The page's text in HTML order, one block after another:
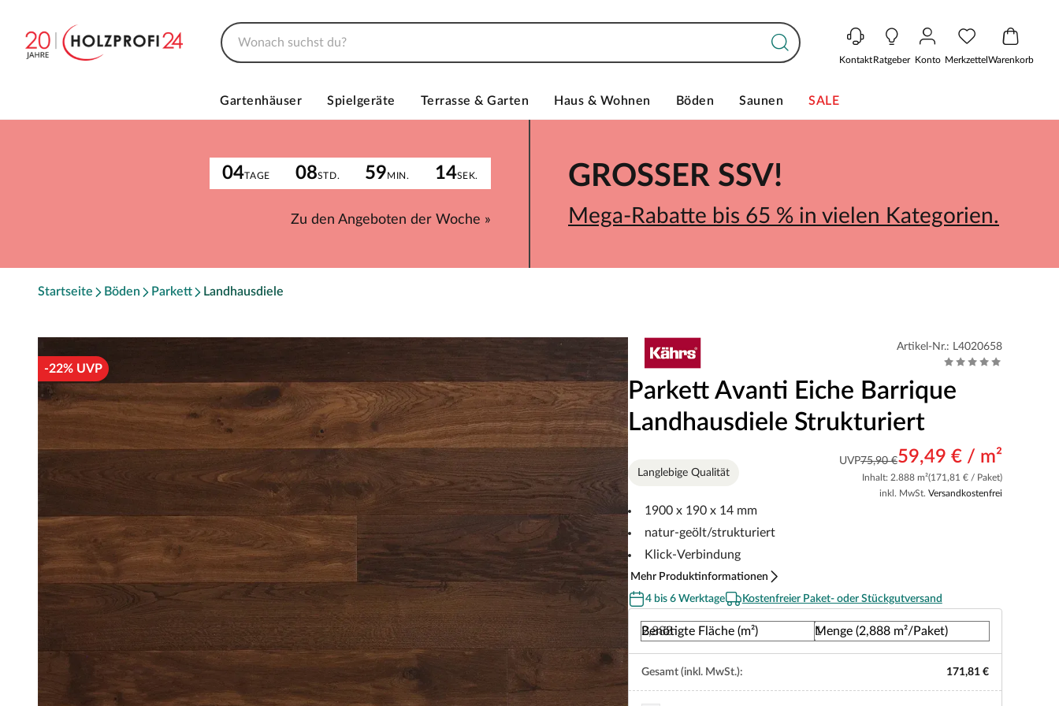
KontaktRatgeber Konto MerkzettelWarenkorb
Gartenhäuser Spielgeräte Terrasse & Garten Haus & Wohnen Böden Saunen SALE
04TAGE 08STD. 59MIN. 14SEK.
Zu den Angeboten der Woche »
GROSSER SSV!
Mega-Rabatte bis 65 % in vielen Kategorien.
Startseite Böden Parkett Landhausdiele
-22% UVP
Artikel-Nr.: L4020658
Parkett Avanti Eiche Barrique
Landhausdiele Strukturiert
UVP75,90 €59,49 € / m²
Inhalt: 2.888 m²(171,81 € / Paket)
inkl. MwSt. Versandkostenfrei
Langlebige Qualität
1900 x 190 x 14 mm
natur-geölt/strukturiert
Klick-Verbindung
Mehr Produktinformationen
4 bis 6 Werktage
Kostenfreier Paket- oder Stückgutversand
Benötigte Fläche (m²) Menge (2,888 m²/Paket)
Gesamt (inkl. MwSt.): 171,81 €